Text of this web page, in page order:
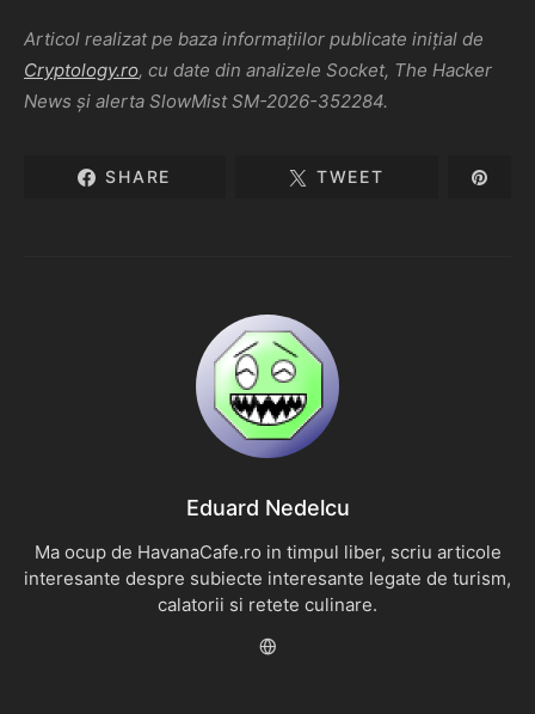
Articol realizat pe baza informațiilor publicate inițial de
Cryptology.ro, cu date din analizele Socket, The Hacker
News și alerta SlowMist SM-2026-352284.
SHARE TWEET
Eduard Nedelcu
Ma ocup de HavanaCafe.ro in timpul liber, scriu articole
interesante despre subiecte interesante legate de turism,
calatorii si retete culinare.